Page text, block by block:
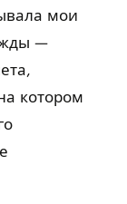
мои
—
котором